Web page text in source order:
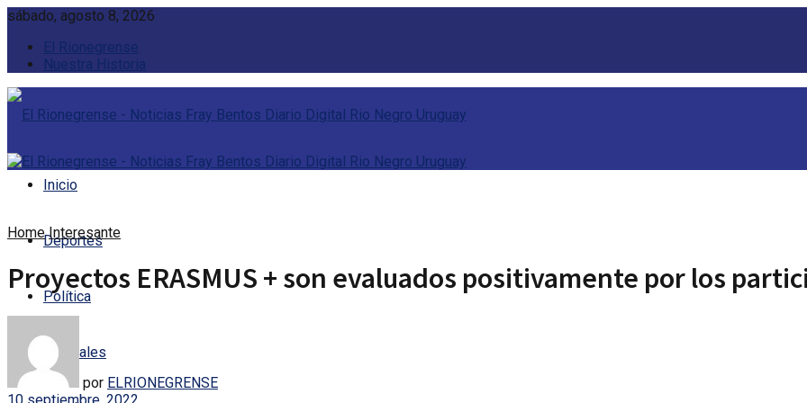
sábado, agosto 8, 2026
El Rionegrense
Nuestra Historia
Inicio
Deportes
Política
Policiales
Home Interesante
Proyectos ERASMUS + son evaluados positivamente por los
por ELRIONEGRENSE